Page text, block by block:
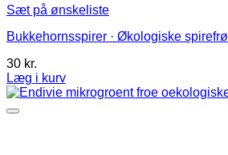
Sæt på ønskeliste
Bukkehornsspirer · Økologiske spirefrø
30 kr.
Læg i kurv
Dette
vare